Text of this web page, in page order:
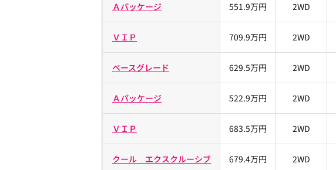
Ａパッケージ 551.9万円 2WD
ＶＩＰ 709.9万円 2WD
ベースグレード 629.5万円 2WD
Ａパッケージ 522.9万円 2WD
ＶＩＰ 683.5万円 2WD
クール エクスクルーシブ 679.4万円 2WD